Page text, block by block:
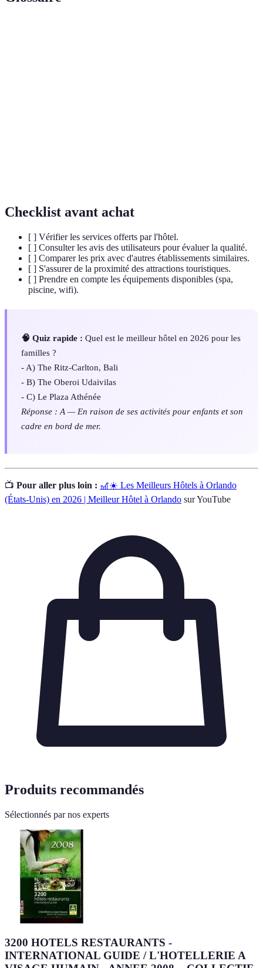
Checklist avant achat
[ ] Vérifier les services offerts par l'hôtel.
[ ] Consulter les avis des utilisateurs pour évaluer la qualité.
[ ] Comparer les prix avec d'autres établissements similaires.
[ ] S'assurer de la proximité des attractions touristiques.
[ ] Prendre en compte les équipements disponibles (spa,
piscine, wifi).
🧠 Quiz rapide : Quel est le meilleur hôtel en 2026 pour les
familles ?
- A) The Ritz-Carlton, Bali
- B) The Oberoi Udaivilas
- C) Le Plaza Athénée
Réponse : A — En raison de ses activités pour enfants et son
cadre en bord de mer.
📺 Pour aller plus loin : 🎢☀️ Les Meilleurs Hôtels à Orlando
(États-Unis) en 2026 | Meilleur Hôtel à Orlando sur YouTube
Produits recommandés
Sélectionnés par nos experts
3200 HOTELS RESTAURANTS -
INTERNATIONAL GUIDE / L'HOTELLERIE A